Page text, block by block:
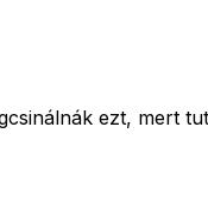
ezt, mert